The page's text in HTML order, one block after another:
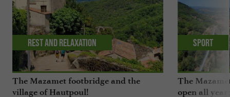
The Mazamet footbridge and the
village of Hautpoul!
Rest and relaxation
The
open all
Sport